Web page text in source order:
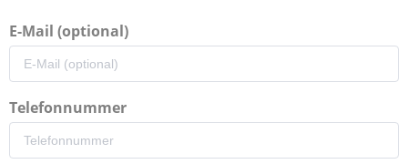
E-Mail (optional)
Telefonnummer